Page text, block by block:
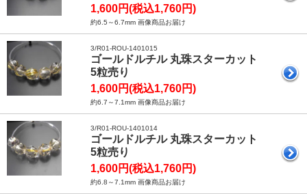
1,600円(税込1,760円)
約6.5～6.7mm 画像商品お届け
3/R01-ROU-1401015
ゴールドルチル 丸珠スターカット
5粒売り
1,600円(税込1,760円)
約6.7～7.1mm 画像商品お届け
3/R01-ROU-1401014
ゴールドルチル 丸珠スターカット
5粒売り
1,600円(税込1,760円)
約6.8～7.1mm 画像商品お届け